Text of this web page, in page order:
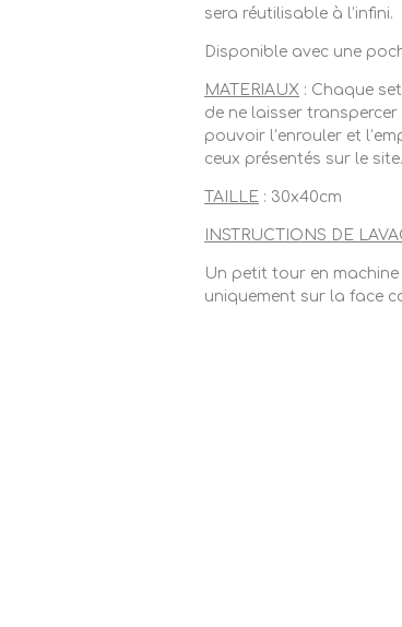
sera réutilisable à l’infini.
Disponible avec une
MATERIAUX : Chaque
de ne laisser
pouvoir l’enrouler et
ceux présentés sur le
TAILLE : 30x40cm
INSTRUCTIONS DE
Un petit tour en
uniquement sur la face